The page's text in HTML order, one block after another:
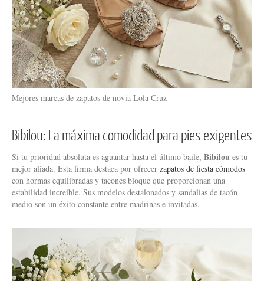
Mejores marcas de zapatos de novia Lola Cruz
Bibilou: La máxima comodidad para pies exigentes
Si tu prioridad absoluta es aguantar hasta el último baile, Bibilou es tu
mejor aliada. Esta firma destaca por ofrecer zapatos de fiesta cómodos
con hormas equilibradas y tacones bloque que proporcionan una
estabilidad increíble. Sus modelos destalonados y sandalias de tacón
medio son un éxito constante entre madrinas e invitadas.